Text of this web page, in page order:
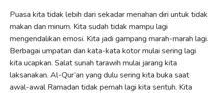
Puasa kita tidak lebih dari sekadar menahan diri untuk tidak
makan dan minum. Kita sudah tidak mampu lagi
mengendalikan emosi. Kita jadi gampang marah-marah lagi.
Berbagai umpatan dan kata-kata kotor mulai sering lagi
kita ucapkan. Salat sunah tarawih mulai jarang kita
laksanakan. Al-Qur’an yang dulu sering kita buka saat
awal-awal Ramadan tidak pernah lagi kita sentuh. Kita